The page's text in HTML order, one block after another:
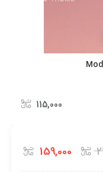
115,000
159,000